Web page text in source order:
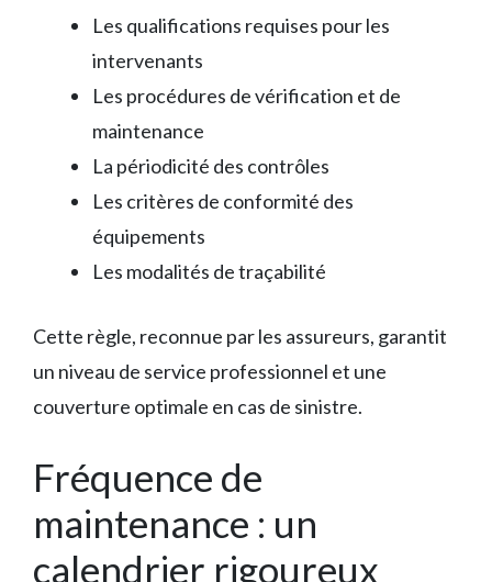
Les qualifications requises pour les
intervenants
Les procédures de vérification et de
maintenance
La périodicité des contrôles
Les critères de conformité des
équipements
Les modalités de traçabilité
Cette règle, reconnue par les assureurs, garantit
un niveau de service professionnel et une
couverture optimale en cas de sinistre.
Fréquence de
maintenance : un
calendrier rigoureux